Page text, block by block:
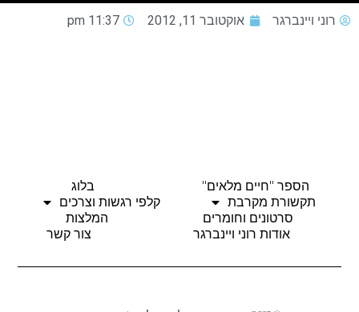
רוני ויינברגר אוקטובר 11, 2012 11:37 pm
הספר "חיים מלאים"
בלוג
תקשורת מקרבת
קלפי רגשות וצרכים
סרטונים וחומרים
המלצות
אודות רוני ויינברגר
צור קשר